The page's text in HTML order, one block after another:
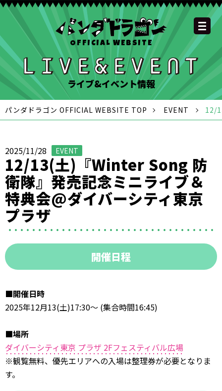
OFFICIAL WEBSITEOFFICIAL SITE TOP
NEWS MEMBER
SCHEDULE DISCOGRAPHY
GOODS
FAQ CONTACT
YOUTUBE
CHANNEL
INSTAGRAM
OFFICIAL
TWITTER
OFFICIAL LINE
ACCOUNT
OFFICIAL
TIKTOK
ライブ&イベント情報
パンダドラゴン OFFICIAL WEBSITE TOP EVENT 12/
2025/11/28 EVENT
12/13(土)『Winter Song 防
衛隊』発売記念ミニライブ＆
特典会@ダイバーシティ東京
プラザ
開催日程
■開催日時
2025年12月13(土)17:30〜 (集合時間16:45)
■場所
ダイバーシティ東京 プラザ 2Fフェスティバル広場
※観覧無料、優先エリアへの入場は整理券が必要となりま
す。